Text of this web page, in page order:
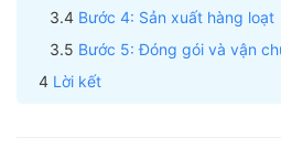
Bước 4: Sản xuất hàng loạt
Bước 5: Đóng gói và vận
Lời kết